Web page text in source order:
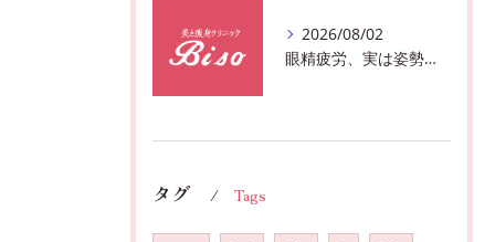
2026/08/02
眼精疲労、実は姿勢が原因かも?駅近おすすめメニュー全身リンパマッサージで全身スッキリ♪
タグ Tags